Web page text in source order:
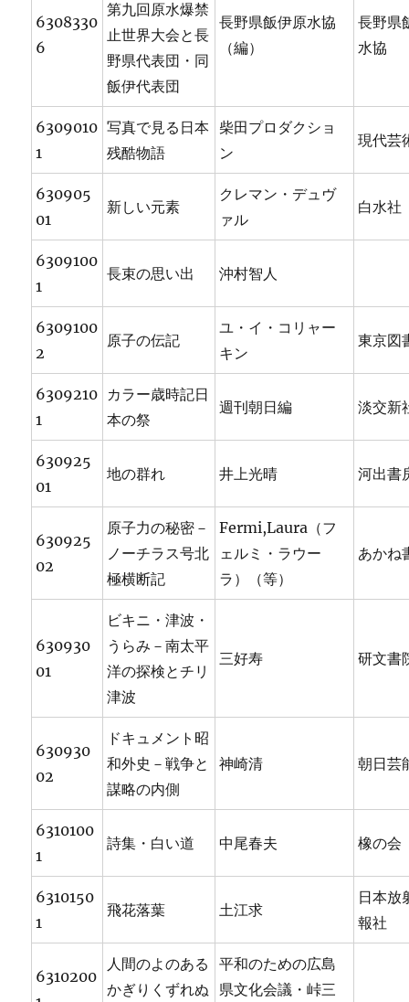
6308330
6
第九回原水爆禁
止世界大会と長
野県代表団・同
飯伊代表団
長野県飯伊原水協
（編）
長野県
水協
6309010
1
写真で見る日本
残酷物語
柴田プロダクショ
ン
現代芸
630905
01
新しい元素
クレマン・デュヴ
ァル
白水社
6309100
1
長束の思い出 沖村智人
6309100
2
原子の伝記
ユ・イ・コリャー
キン
東京図
6309210
1
カラー歳時記日
本の祭
週刊朝日編 淡交新
630925
01
地の群れ 井上光晴 河出書
630925
02
原子力の秘密－
ノーチラス号北
極横断記
Fermi,Laura（フ
ェルミ・ラウー
ラ）（等）
あかね
630930
01
ビキニ・津波・
うらみ－南太平
洋の探検とチリ
津波
三好寿 研文書
630930
02
ドキュメント昭
和外史－戦争と
謀略の内側
神崎清 朝日芸
6310100
1
詩集・白い道 中尾春夫 橡の会
6310150
1
飛花落葉 土江求
日本放
報社
6310200
人間のよのある
かぎりくずれぬ
平和のための広島
県文化会議・峠三